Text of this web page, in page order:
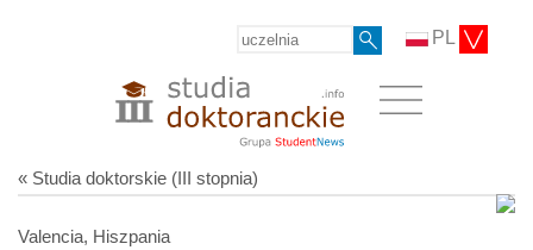
PL
« Studia doktorskie (III stopnia)
Valencia, Hiszpania